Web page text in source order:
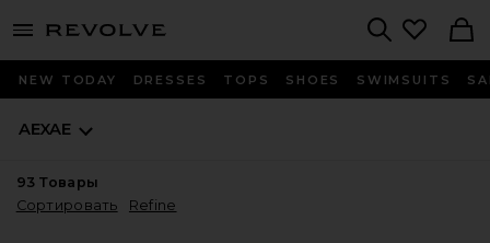
menu - shows more content
NEW TODAY DRESSES TOPS SHOES SWIMSUITS
AEXAE
93 Товары
Сортировать
Refine